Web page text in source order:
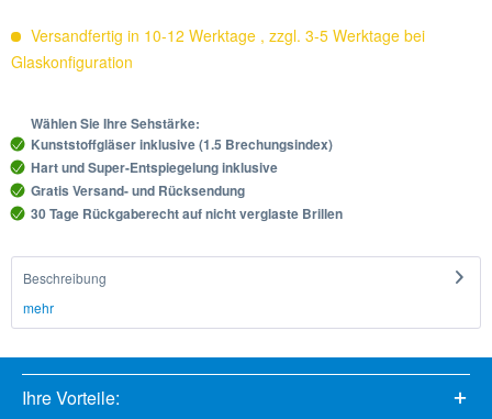
Versandfertig in 10-12 Werktage , zzgl. 3-5 Werktage bei
Glaskonfiguration
Wählen Sie Ihre Sehstärke:
Kunststoffgläser inklusive (1.5 Brechungsindex)
Hart und Super-Entspiegelung inklusive
Gratis Versand- und Rücksendung
30 Tage Rückgaberecht auf nicht verglaste Brillen
Beschreibung
mehr
Ihre Vorteile: